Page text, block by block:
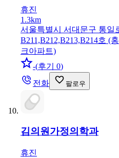
휴진
1.3km
서울특별시 서대문구 통일
B211,B212,B213,B214호 (
크아파트)
-(후기 0)
전화
팔로우
김의원가정의학과
휴진